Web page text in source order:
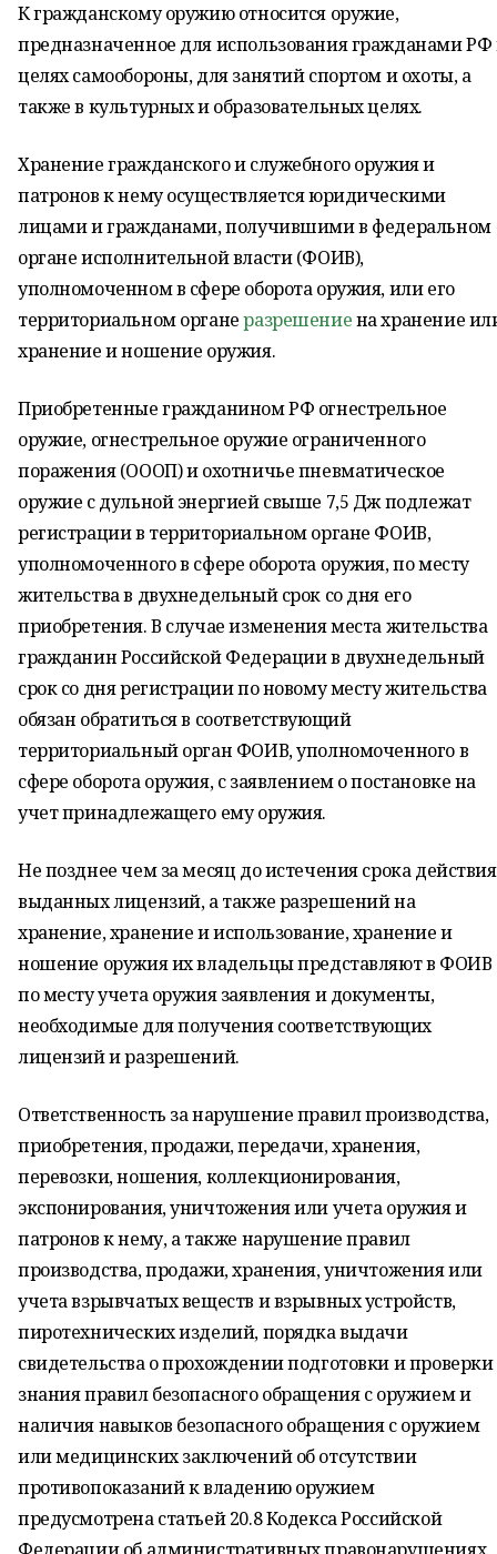
К гражданскому оружию относится оружие,
предназначенное для использования гражданами РФ
целях самообороны, для занятий спортом и охоты, а
также в культурных и образовательных целях.
Хранение гражданского и служебного оружия и
патронов к нему осуществляется юридическими
лицами и гражданами, получившими в федеральном
органе исполнительной власти (ФОИВ),
уполномоченном в сфере оборота оружия, или его
территориальном органеразрешениена хранение
хранение и ношение оружия.
Приобретенные гражданином РФ огнестрельное
оружие, огнестрельное оружие ограниченного
поражения (ОООП) и охотничье пневматическое
оружие с дульной энергией свыше 7,5 Дж подлежат
регистрации в территориальном органе ФОИВ,
уполномоченного в сфере оборота оружия, по месту
жительства в двухнедельный срок со дня его
приобретения. В случае изменения места жительства
гражданин Российской Федерации в двухнедельный
срок со дня регистрации по новому месту жительства
обязан обратиться в соответствующий
территориальный орган ФОИВ, уполномоченного в
сфере оборота оружия, с заявлением о постановке на
учет принадлежащего ему оружия.
Не позднее чем за месяц до истечения срока действия
выданных лицензий, а также разрешений на
хранение, хранение и использование, хранение и
ношение оружия их владельцы представляют в ФОИВ
по месту учета оружия заявления и документы,
необходимые для получения соответствующих
лицензий и разрешений.
Ответственность за нарушение правил производства,
приобретения, продажи, передачи, хранения,
перевозки, ношения, коллекционирования,
экспонирования, уничтожения или учета оружия и
патронов к нему, а также нарушение правил
производства, продажи, хранения, уничтожения или
учета взрывчатых веществ и взрывных устройств,
пиротехнических изделий, порядка выдачи
свидетельства о прохождении подготовки и проверки
знания правил безопасного обращения с оружием и
наличия навыков безопасного обращения с оружием
или медицинских заключений об отсутствии
противопоказаний к владению оружием
предусмотрена статьей 20.8 Кодекса Российской